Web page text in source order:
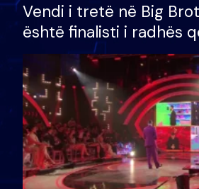
Vendi i tretë në Big
është finalisti i radhës